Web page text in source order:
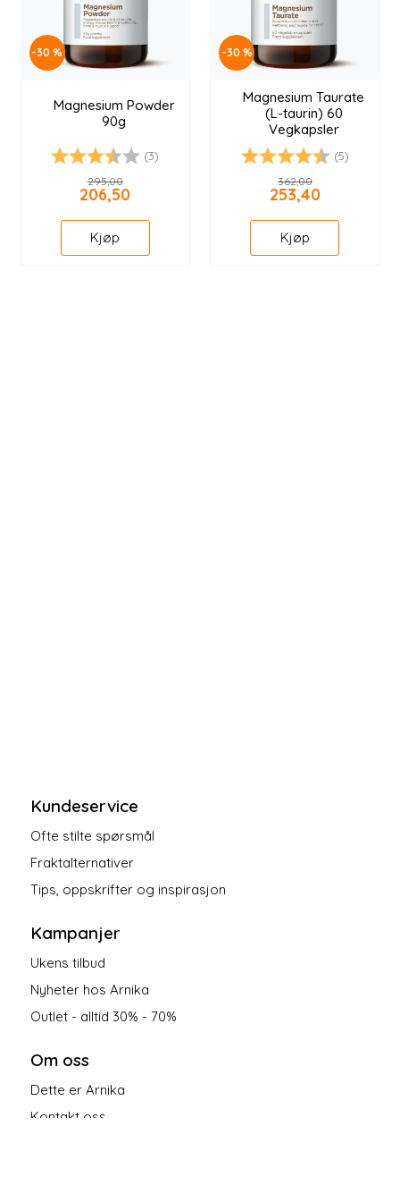
-30 %
Magnesium Powder
90g
Karakter:
(3)
3.7 av 5 mulige
295,00
206,50
Kjøp
-30 %
Magnesium Taurate
(L-taurin) 60
Vegkapsler
Karakter:
(5)
4.6 av 5 mulige
362,00
253,40
Kjøp
Kundeservice
Ofte stilte spørsmål
Fraktalternativer
Tips, oppskrifter og inspirasjon
Kampanjer
Ukens tilbud
Nyheter hos Arnika
Outlet - alltid 30% - 70%
Om oss
Dette er Arnika
Kontakt oss